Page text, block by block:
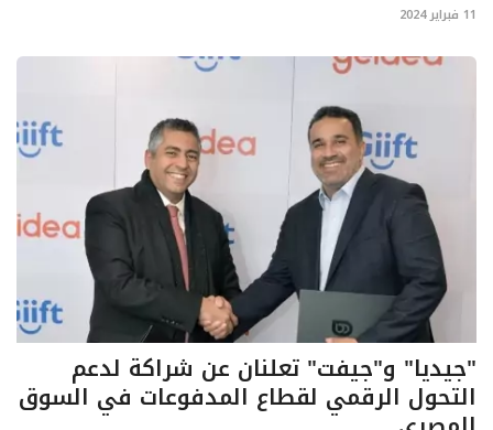
11 فبراير 2024
"جيديا" و"جيفت" تعلنان عن شراكة لدعم
التحول الرقمي لقطاع المدفوعات في السوق